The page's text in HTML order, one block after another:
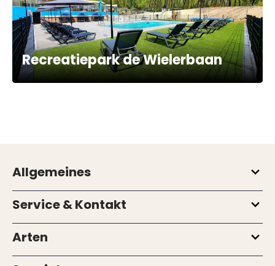
Recreatiepark de Wielerbaan
Allgemeines
Service & Kontakt
Arten